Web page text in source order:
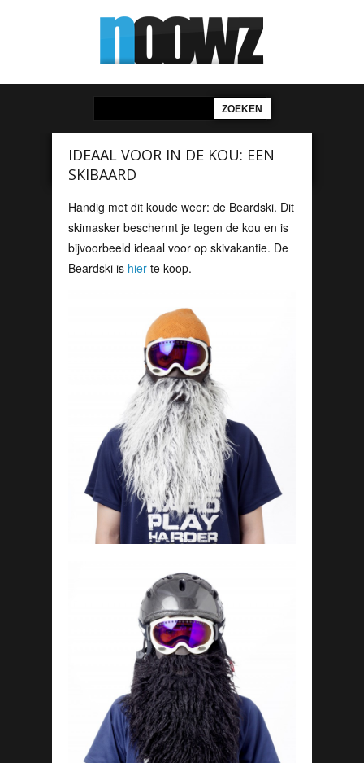
IDEAAL VOOR IN DE KOU: EEN
SKIBAARD
Handig met dit koude weer: de Beardski. Dit
skimasker beschermt je tegen de kou en is
bijvoorbeeld ideaal voor op skivakantie. De
Beardski is hier te koop.